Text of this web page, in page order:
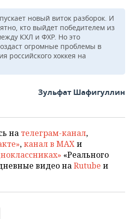
новый виток разборок. И
кто выйдет победителем из
КХЛ и ФХР. Но это
огромные проблемы в
российского хоккея на
Зульфат Шафигуллин
на телеграм-канал,
,канал в MAXи
«Реального
видео наRutube и